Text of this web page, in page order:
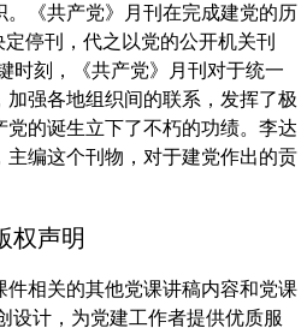
《共产党》月刊在完成建党的历
停刊，代之以党的公开机关刊
时刻，《共产党》月刊对于统一
强各地组织间的联系，发挥了极
的诞生立下了不朽的功绩。李达
主编这个刊物，对于建党作出的贡
权声明
件相关的其他党课讲稿内容和党课
设计，为党建工作者提供优质服